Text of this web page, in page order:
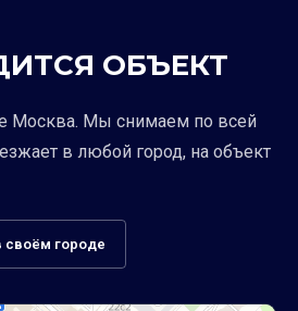
ОБЪЕКТ
Москва. Мы снимаем по всей
в любой город, на объект
своём городе